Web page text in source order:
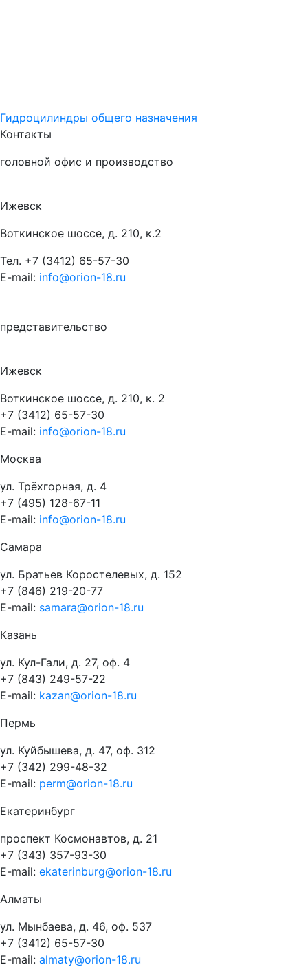
Гидроцилиндры общего назначения
Контакты
головной офис и производство
Ижевск
Воткинское шоссе, д. 210, к.2
Тел. +7 (3412) 65-57-30
E-mail: info@orion-18.ru
представительство
Ижевск
Воткинское шоссе, д. 210, к. 2
+7 (3412) 65-57-30
E-mail: info@orion-18.ru
Москва
ул. Трёхгорная, д. 4
+7 (495) 128-67-11
E-mail: info@orion-18.ru
Самара
ул. Братьев Коростелевых, д. 152
+7 (846) 219-20-77
E-mail: samara@orion-18.ru
Казань
ул. Кул-Гали, д. 27, оф. 4
+7 (843) 249-57-22
E-mail: kazan@orion-18.ru
Пермь
ул. Куйбышева, д. 47, оф. 312
+7 (342) 299-48-32
E-mail: perm@orion-18.ru
Екатеринбург
проспект Космонавтов, д. 21
+7 (343) 357-93-30
E-mail: ekaterinburg@orion-18.ru
Алматы
ул. Мынбаева, д. 46, оф. 537
+7 (3412) 65-57-30
E-mail: almaty@orion-18.ru